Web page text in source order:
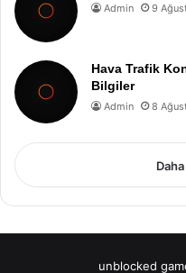
Admin 9
Hava Trafik
Bilgiler
Admin 8
unblocked